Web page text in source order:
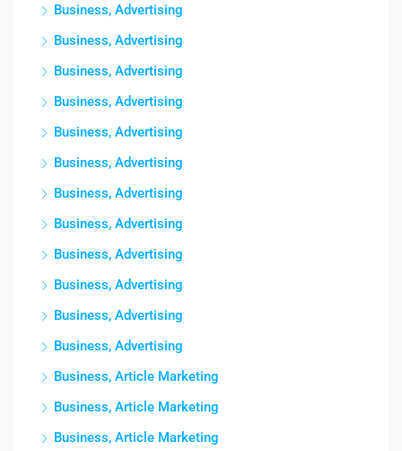
Business, Advertising
Business, Advertising
Business, Advertising
Business, Advertising
Business, Advertising
Business, Advertising
Business, Advertising
Business, Advertising
Business, Advertising
Business, Advertising
Business, Advertising
Business, Advertising
Business, Article Marketing
Business, Article Marketing
Business, Article Marketing